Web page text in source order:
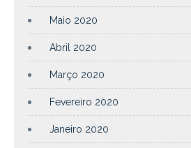
Maio 2020
Abril 2020
Março 2020
Fevereiro 2020
Janeiro 2020